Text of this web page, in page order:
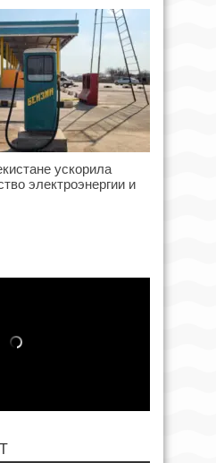
ускорила
электроэнергии и